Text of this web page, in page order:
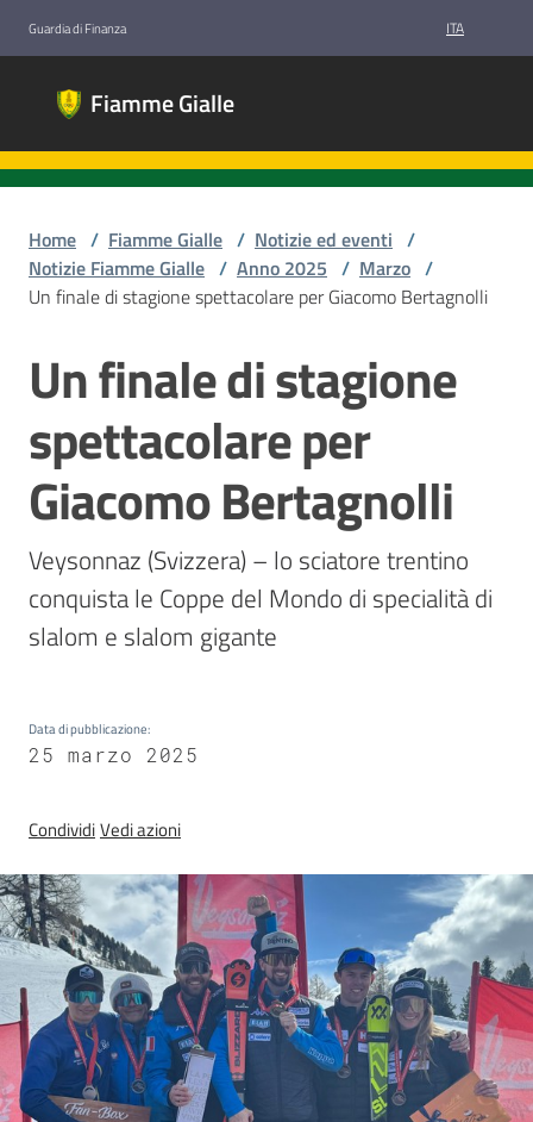
Guardia di Finanza ITA
Fiamme Gialle
Gialle
Gruppi
Sportivi
Finanza
siamo
Discipline
Sezioni
giovanili
eventi
ANFI
Atleti
Medagliere
Fiamme
Gialle
Home / Fiamme Gialle / Notizie ed eventi /
Notizie Fiamme Gialle / Anno 2025 / Marzo /
Un finale di stagione spettacolare per Giacomo Bertagnolli
Salta al contenuto
Un finale di stagione
spettacolare per
Giacomo Bertagnolli
Veysonnaz (Svizzera) – lo sciatore trentino
conquista le Coppe del Mondo di specialità di
slalom e slalom gigante
Data di pubblicazione:
25 marzo 2025
CondividiVedi azioni